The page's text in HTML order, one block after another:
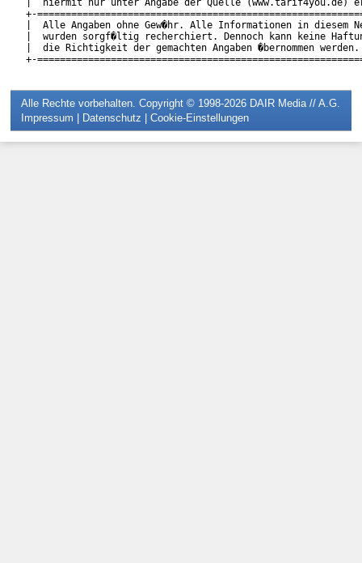
|  hiermit nur unter Angabe der Quelle
+-
|  Alle Angaben ohne Gew�hr. Alle Informationen in diesem
|  wurden sorgf�ltig recherchiert. Dennoch kann keine
|  die Richtigkeit der gemachten Angaben �bernommen
Alle Rechte vorbehalten. Copyright © 1998-2026 DAIR Media // A.G.
Impressum | Datenschutz | Cookie-Einstellungen